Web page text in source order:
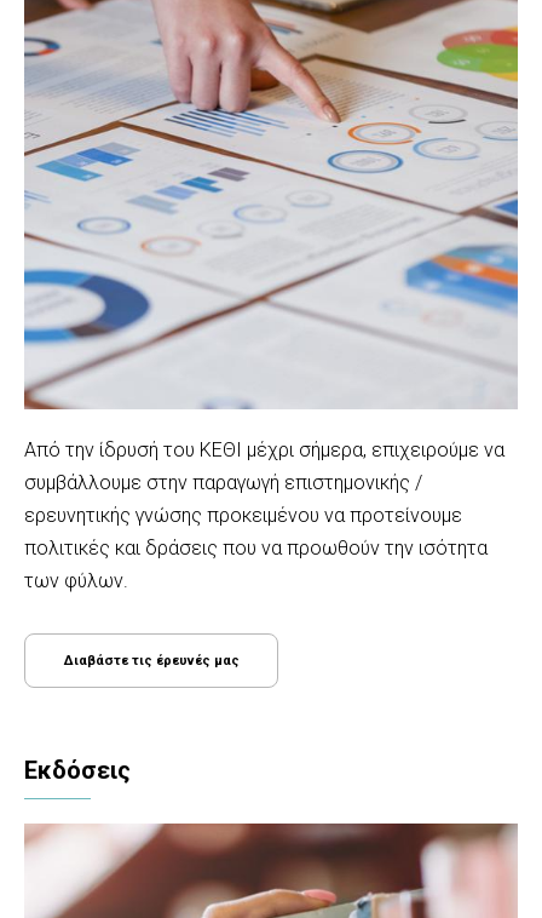
Aπό την ίδρυσή του ΚΕΘΙ μέχρι σήμερα, επιχειρούμε να
συμβάλλουμε στην παραγωγή επιστημονικής /
ερευνητικής γνώσης προκειμένου να προτείνουμε
πολιτικές και δράσεις που να προωθούν την ισότητα
των φύλων.
Διαβάστε τις έρευνές μας
Εκδόσεις